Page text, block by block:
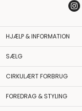
HJÆLP & INFORMATION
SÆLG
CIRKULÆRT FORBRUG
FOREDRAG & STYLING